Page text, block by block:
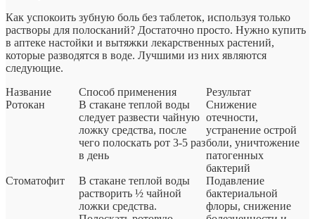
Как успокоить зубную боль без таблеток, используя только
растворы для полосканий? Достаточно просто. Нужно купить
в аптеке настойки и вытяжки лекарственных растений,
которые разводятся в воде. Лучшими из них являются
следующие.
Название
Способ применения
Результат
Ротокан
В стакане теплой воды
следует развести чайную
ложку средства, после
чего полоскать рот 3-5 раз
в день
Снижение
отечности,
устранение острой
боли, уничтожение
патогенных
бактерий
Стоматофит
В стакане теплой воды
растворить ½ чайной
ложки средства.
Подавление
бактериальной
флоры, снижение